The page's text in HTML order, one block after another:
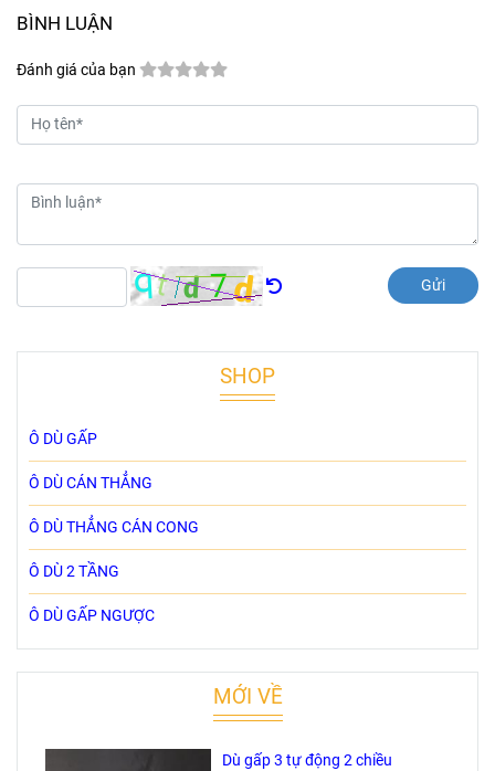
BÌNH LUẬN
Đánh giá của bạn
Gửi
SHOP
Ô DÙ GẤP
Ô DÙ CÁN THẲNG
Ô DÙ THẲNG CÁN CONG
Ô DÙ 2 TẦNG
Ô DÙ GẤP NGƯỢC
MỚI VỀ
Dù gấp 3 tự động 2 chiều